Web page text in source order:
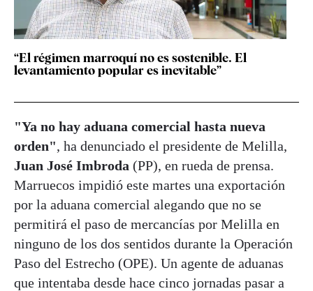
“El régimen marroquí no es sostenible. El
levantamiento popular es inevitable”
"Ya no hay aduana comercial hasta nueva
orden", ha denunciado el presidente de Melilla,
Juan José Imbroda (PP), en rueda de prensa.
Marruecos impidió este martes una exportación
por la aduana comercial alegando que no se
permitirá el paso de mercancías por Melilla en
ninguno de los dos sentidos durante la Operación
Paso del Estrecho (OPE). Un agente de aduanas
que intentaba desde hace cinco jornadas pasar a